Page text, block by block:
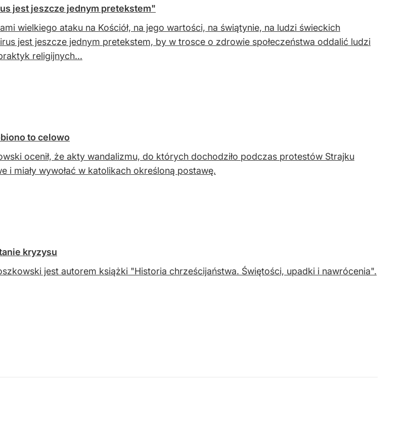
jest jeszcze jednym pretekstem"
wielkiego ataku na Kościół, na jego wartości, na świątynie, na ludzi świeckich
jest jeszcze jednym pretekstem, by w trosce o zdrowie społeczeństwa oddalić ludzi
religijnych...
to celowo
ocenił, że akty wandalizmu, do których dochodziło podczas protestów Strajku
i miały wywołać w katolikach określoną postawę.
kryzysu
jest autorem książki "Historia chrześcijaństwa. Świętości, upadki i nawrócenia".